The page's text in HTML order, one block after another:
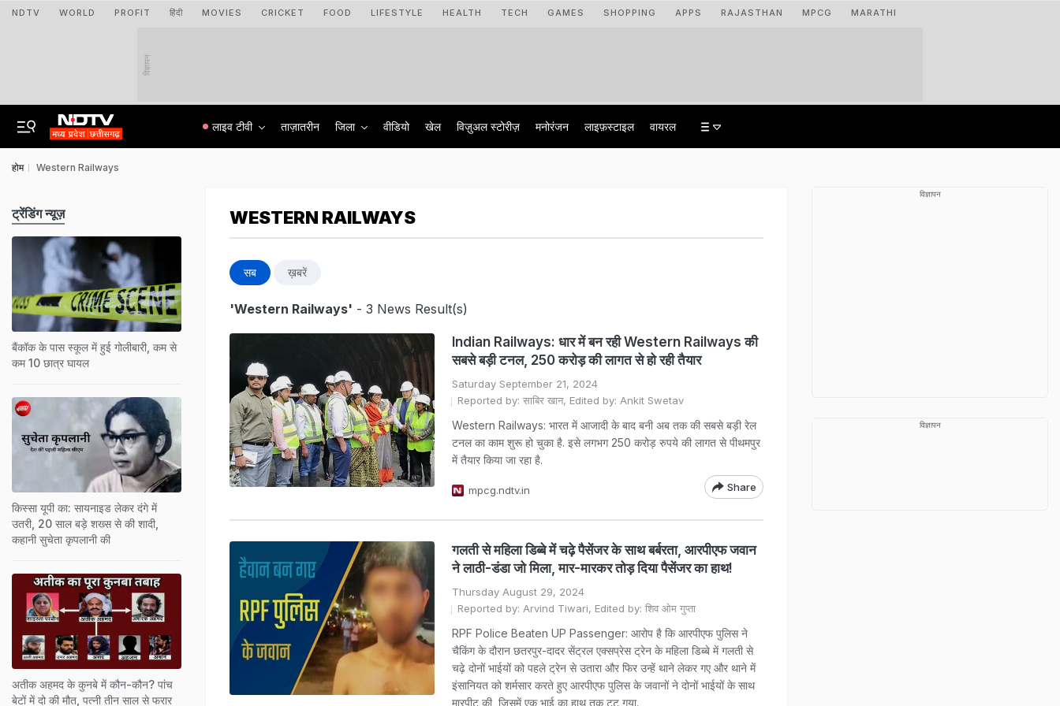
NDTV WORLD PROFIT हिंदी MOVIES CRICKET FOOD LIFESTYLE HEALTH TECH GAMES SHOPPING APPS RAJASTHAN MPCG MARATHI
विज्ञापन
लाइव टीवी ताज़ातरीन जिला वीडियो खेल विज़ुअल स्टोरीज़ मनोरंजन लाइफ़स्टाइल वायरल
होम Western Railways
WESTERN RAILWAYS
सब ख़बरें
'Western Railways' - 3 News Result(s)
Indian Railways: धार में बन रही Western Railways की
सबसे बड़ी टनल, 250 करोड़ की लागत से हो रही तैयार
Saturday September 21, 2024
Reported by: साबिर खान, Edited by: Ankit Swetav
Western Railways: भारत में आजादी के बाद बनी अब तक की सबसे बड़ी रेल
टनल का काम शुरू हो चुका है. इसे लगभग 250 करोड़ रुपये की लागत से पीथमपुर
में तैयार किया जा रहा है.
mpcg.ndtv.in Share
गलती से महिला डिब्बे में चढ़े पैसेंजर के साथ बर्बरता, आरपीएफ जवान
ने लाठी-डंडा जो मिला, मार-मारकर तोड़ दिया पैसेंजर का हाथ!
Thursday August 29, 2024
Reported by: Arvind Tiwari, Edited by: शिव ओम गुप्ता
RPF Police Beaten UP Passenger: आरोप है कि आरपीएफ पुलिस ने
चैकिंग के दौरान छतरपुर-दादर सेंट्रल एक्सप्रेस ट्रेन के महिला डिब्बे में गलती से
चढ़े दोनों भाईयों को पहले ट्रेन से उतारा और फिर उन्हें थाने लेकर गए और थाने में
इंसानियत को शर्मसार करते हुए आरपीएफ पुलिस के जवानों ने दोनों भाईयों के साथ
मारपीट की, जिसमें एक भाई का हाथ तक टूट गया.
ट्रेंडिंग न्यूज़
बैंकॉक के पास स्कूल में हुई गोलीबारी, कम से
कम 10 छात्र घायल
किस्सा यूपी का: सायनाइड लेकर दंगे में
उतरी, 20 साल बड़े शख्स से की शादी,
कहानी सुचेता कृपलानी की
अतीक अहमद के कुनबे में कौन-कौन? पांच
बेटों में दो की मौत, पत्नी तीन साल से फरार
विज्ञापन
विज्ञापन